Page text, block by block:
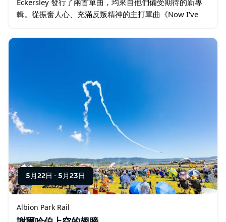
Eckersley 發行了兩首單曲，均來自他們備受期待的新專
輯。從振奮人心、充滿反叛精神的主打單曲《Now I've
5月22日 - 5月23日
Albion Park Rail